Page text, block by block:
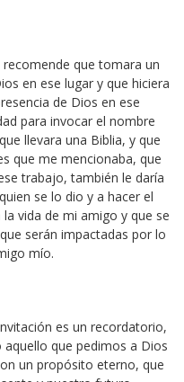
que tomara un
en ese lugar y que hiciera
de Dios en ese
para invocar el nombre
llevara una Biblia, y que
que me mencionaba, que
trabajo, también le daría
se lo dio y a hacer el
vida de mi amigo y que se
serán impactadas por lo
mío.
es un recordatorio,
que pedimos a Dios
un propósito eterno, que